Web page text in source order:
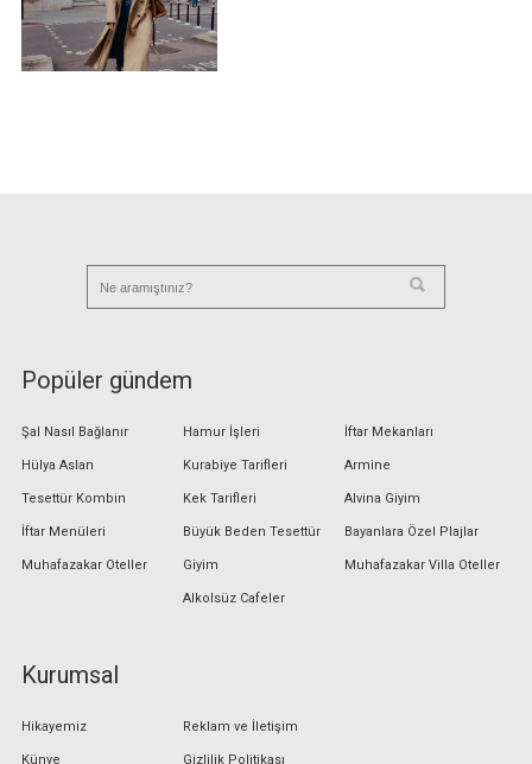
Popüler gündem
Şal Nasıl Bağlanır
Hülya Aslan
Tesettür Kombin
İftar Menüleri
Muhafazakar Oteller
Hamur İşleri
Kurabiye Tarifleri
Kek Tarifleri
Büyük Beden Tesettür
Giyim
Alkolsüz Cafeler
İftar Mekanları
Armine
Alvina Giyim
Bayanlara Özel Plajlar
Muhafazakar Villa Oteller
Kurumsal
Hikayemiz
Künye
Reklam ve İletişim
Gizlilik Politikası